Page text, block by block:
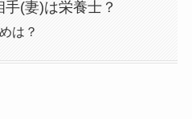
(妻)は栄養士？
は？